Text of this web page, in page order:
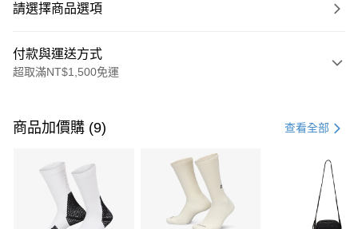
請選擇商品選項
付款與運送方式
超取滿NT$1,500免運
信用卡一次付款
3 期 0 利率 每期 21家銀行
合作金庫商業銀行
第一商業銀行
華南商業銀行
彰化商業銀行
商品加價購 (9) 查看全部